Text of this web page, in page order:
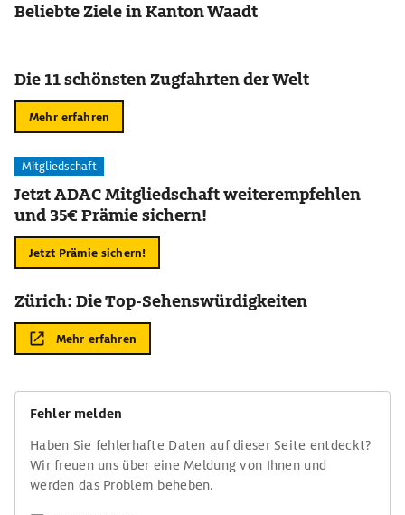
Beliebte Ziele in Kanton Waadt
Die 11 schönsten Zugfahrten der Welt
Mehr erfahren
Mitgliedschaft
Jetzt ADAC Mitgliedschaft weiterempfehlen
und 35€ Prämie sichern!
Jetzt Prämie sichern!
Zürich: Die Top-Sehenswürdigkeiten
Mehr erfahren
Fehler melden
Haben Sie fehlerhafte Daten auf dieser Seite entdeckt?
Wir freuen uns über eine Meldung von Ihnen und
werden das Problem beheben.